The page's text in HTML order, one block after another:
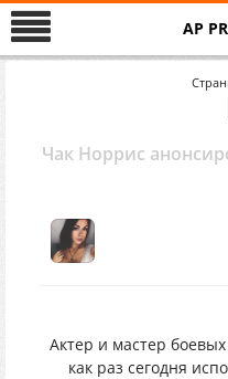
AP
Чак Норрис
Актер и мастер
как раз сегодня